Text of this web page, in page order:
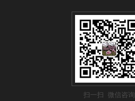
扫一扫 微信咨询